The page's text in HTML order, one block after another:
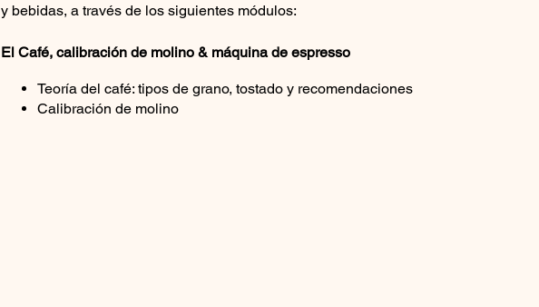
y bebidas, a través de los siguientes módulos:
El Café, calibración de molino & máquina de espresso
Teoría del café: tipos de grano, tostado y recomendaciones
Calibración de molino